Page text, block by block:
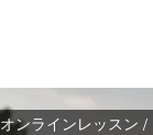
オンラインレッスン /